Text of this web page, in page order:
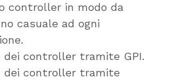
controller in modo da
casuale ad ogni
dei controller tramite GPI.
dei controller tramite